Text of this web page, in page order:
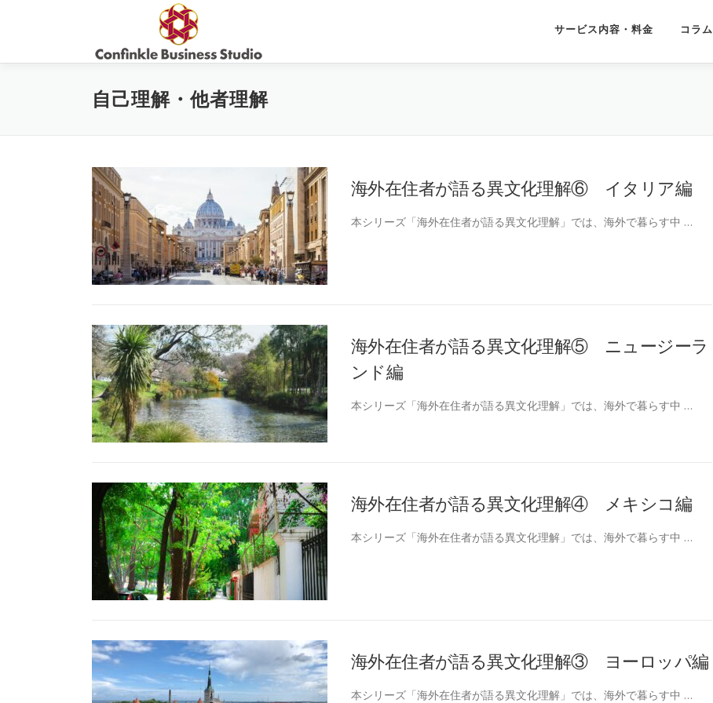
ン
サービス内容・料金 コラム
自己理解・他者理解
海外在住者が語る異文化理解⑥ イタリア編
本シリーズ「海外在住者が語る異文化理解」では、海外で暮らす中 …
海外在住者が語る異文化理解⑤ ニュージーラ
ンド編
本シリーズ「海外在住者が語る異文化理解」では、海外で暮らす中 …
海外在住者が語る異文化理解④ メキシコ編
本シリーズ「海外在住者が語る異文化理解」では、海外で暮らす中 …
海外在住者が語る異文化理解③ ヨーロッパ編
本シリーズ「海外在住者が語る異文化理解」では、海外で暮らす中 …